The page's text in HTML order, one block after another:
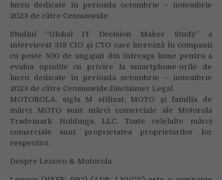
lucru dedicate în perioada octombrie – noiembrie
2023 de către Censuswide.
Studiul “Global IT Decision Maker Study” a
intervievat 318 CIO și CTO care lucrează în companii
cu peste 500 de angajați din întreaga lume pentru a
evalua opiniile cu privire la smartphone-urile de
lucru dedicate în perioada octombrie – noiembrie
2023 de către Censuswide.Disclaimer Legal
MOTOROLA, sigla M stilizat, MOTO și familia de
mărci MOTO sunt mărci comerciale ale Motorola
Trademark Holdings, LLC. Toate celelalte mărci
comerciale sunt proprietatea proprietarilor lor
respectivi.
Despre Lenovo & Motorola